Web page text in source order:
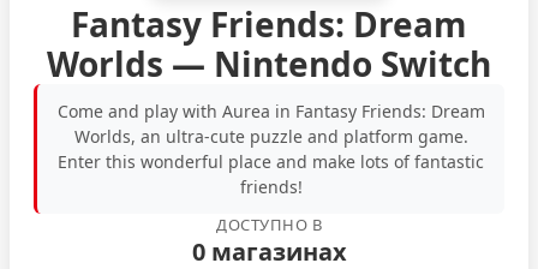
Fantasy Friends: Dream
Worlds — Nintendo Switch
Come and play with Aurea in Fantasy Friends: Dream
Worlds, an ultra-cute puzzle and platform game.
Enter this wonderful place and make lots of fantastic
friends!
ДОСТУПНО В
0 магазинах